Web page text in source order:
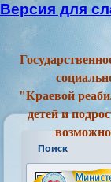
Версия для
"Краевой
детей и
Поиск